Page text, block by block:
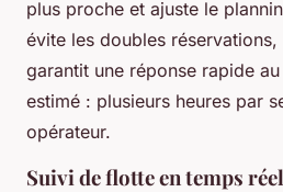
plus proche et ajuste le
évite les doubles
garantit une réponse rapide
estimé : plusieurs heures par
opérateur.
Suivi de flotte en temps réel